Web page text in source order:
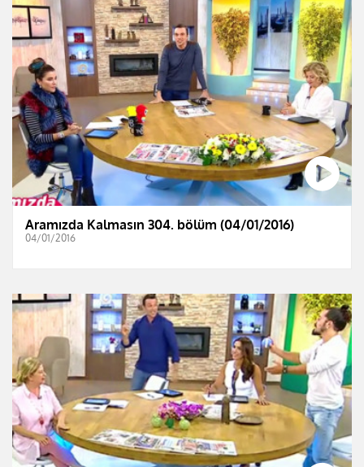
Aramızda Kalmasın 304. bölüm (04/01/2016)
04/01/2016